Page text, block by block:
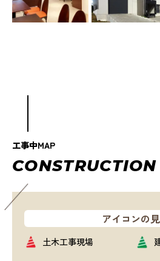
工事中MAP
CONSTRUCTION
アイコンの
土木工事現場